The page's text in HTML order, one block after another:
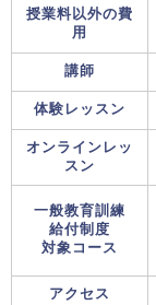
授業料以外の費
用
講師
体験レッスン
オンラインレッ
スン
一般教育訓練
給付制度
対象コース
アクセス